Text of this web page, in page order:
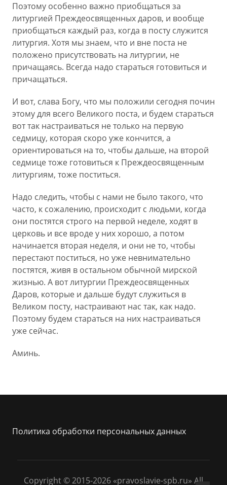
Поэтому особенно важно приобщаться за
литургией Преждеосвященных даров, и вообще
приобщаться каждый раз, когда в посту служится
литургия. Хотя мы знаем, что и вне поста не
положено присутствовать на литургии, не
причащаясь. Всегда надо стараться готовиться и
причащаться.
И вот, слава Богу, что мы положили сегодня почин
этому для всего Великого поста, и будем стараться
вот так настраиваться не только на первую
седмицу, которая скоро уже кончится, а
ориентироваться на то, чтобы дальше, на второй
седмице тоже готовиться к Преждеосвященным
литургиям, тоже поститься.
Надо следить, чтобы с нами не было такого, что
часто, к сожалению, происходит с людьми, когда
они постятся строго на первой неделе, ходят в
церковь и все вроде у них хорошо, а потом
начинается вторая неделя, и они не то, чтобы
перестают поститься, но уже невнимательно
постятся, живя в остальном обычной мирской
жизнью. А вот литургии Преждеосвященных
Даров, которые и дальше будут служиться в
Великом посту, настраивают нас так, как надо.
Поэтому будем стараться на них настраиваться
уже сейчас.
Аминь.
Политика обработки персональных данных
Copyright © 2015-2026 «pravoslavie-spb.ru» All